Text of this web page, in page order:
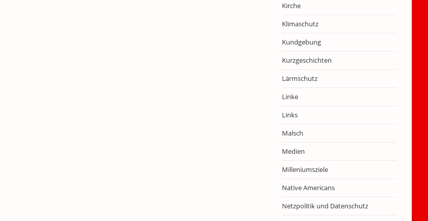
Kirche
Klimaschutz
Kundgebung
Kurzgeschichten
Lärmschutz
Linke
Links
Malsch
Medien
Milleniumsziele
Native Americans
Netzpolitik und Datenschutz